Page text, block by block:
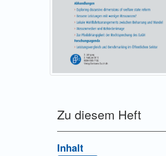
Zu diesem Heft
Inhalt